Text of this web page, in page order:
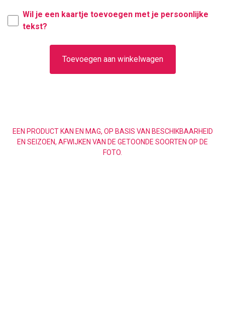
Wil je een kaartje toevoegen met je persoonlijke
tekst?
Toevoegen aan winkelwagen
EEN PRODUCT KAN EN MAG, OP BASIS VAN BESCHIKBAARHEID
EN SEIZOEN, AFWIJKEN VAN DE GETOONDE SOORTEN OP DE
FOTO.